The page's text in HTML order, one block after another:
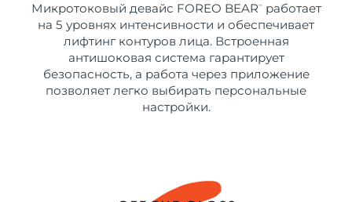
Микротоковый девайс FOREO BEAR ™
работает
на 5 уровнях интенсивности и обеспечивает
лифтинг контуров лица. Встроенная
антишоковая система гарантирует
безопасность, а работа через приложение
позволяет легко выбирать персональные
настройки.